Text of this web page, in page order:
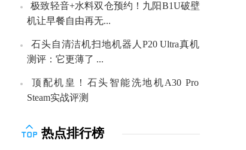
极致轻音+水料双仓预约！九阳B1U破壁
机让早餐自由再无...
石头自清洁机扫地机器人P20 Ultra真机
测评：它更薄了 ...
顶配机皇！石头智能洗地机A30 Pro
Steam实战评测
热点排行榜